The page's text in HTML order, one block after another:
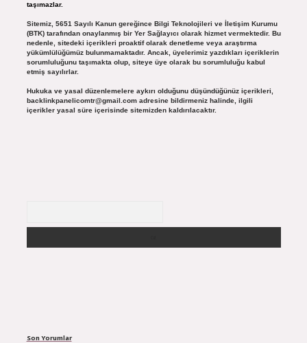
taşımazlar.
Sitemiz, 5651 Sayılı Kanun gereğince Bilgi Teknolojileri ve İletişim Kurumu
(BTK) tarafından onaylanmış bir Yer Sağlayıcı olarak hizmet vermektedir. Bu
nedenle, sitedeki içerikleri proaktif olarak denetleme veya araştırma
yükümlülüğümüz bulunmamaktadır. Ancak, üyelerimiz yazdıkları içeriklerin
sorumluluğunu taşımakta olup, siteye üye olarak bu sorumluluğu kabul
etmiş sayılırlar.
Hukuka ve yasal düzenlemelere aykırı olduğunu düşündüğünüz içerikleri,
backlinkpanelicomtr@gmail.comadresine bildirmeniz halinde, ilgili
içerikler yasal süre içerisinde sitemizden kaldırılacaktır.
Son Yorumlar